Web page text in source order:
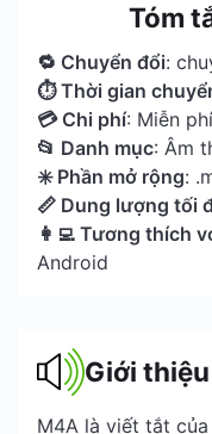
Tóm
🔁 Chuyển đổi:
⏱ Thời gian
💳 Chi phí: Miễn phí
📂 Danh mục: Âm
✳️ Phần mở rộng:
📏 Dung lượng tối
👩‍💻 Tương thích
Android
Giới
M4A là viết tắt